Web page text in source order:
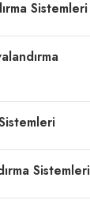
Sistemleri
Sistemleri